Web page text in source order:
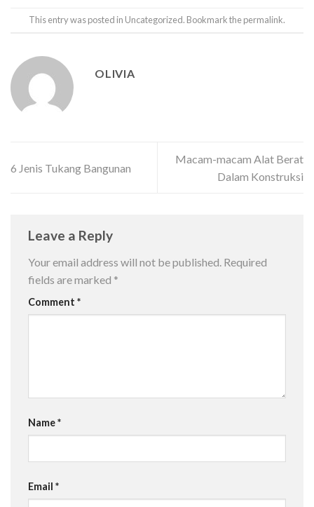
This entry was posted in Uncategorized. Bookmark thepermalink.
OLIVIA
6 Jenis Tukang Bangunan
Macam-macam Alat Berat
Dalam Konstruksi
Leave a Reply
Your email address will not be published. Required
fields are marked *
Comment *
Name*
Email *